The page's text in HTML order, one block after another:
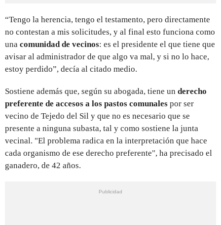
“Tengo la herencia, tengo el testamento, pero directamente
no contestan a mis solicitudes, y al final esto funciona como
una comunidad de vecinos: es el presidente el que tiene que
avisar al administrador de que algo va mal, y si no lo hace,
estoy perdido”, decía al citado medio.
Sostiene además que, según su abogada, tiene un derecho
preferente de accesos a los pastos comunales por ser
vecino de Tejedo del Sil y que no es necesario que se
presente a ninguna subasta, tal y como sostiene la junta
vecinal. "El problema radica en la interpretación que hace
cada organismo de ese derecho preferente", ha precisado el
ganadero, de 42 años.